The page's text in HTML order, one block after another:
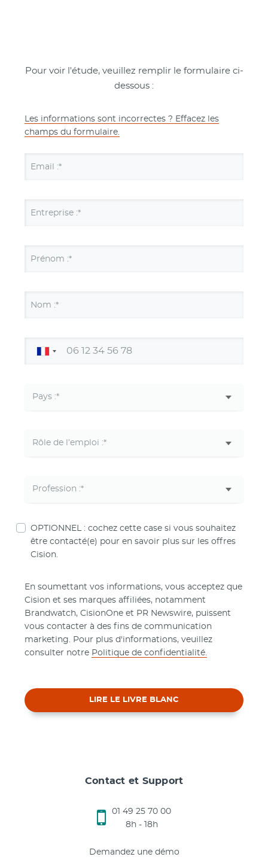
Pour voir l'étude, veuillez remplir le formulaire ci-
dessous :
Les informations sont incorrectes ? Effacez les
champs du formulaire.
Email :*
Entreprise :*
Prénom :*
Nom :*
OPTIONNEL : cochez cette case si vous souhaitez
être contacté(e) pour en savoir plus sur les offres
Cision.
En soumettant vos informations, vous acceptez que
Cision et ses marques affiliées, notamment
Brandwatch, CisionOne et PR Newswire, puissent
vous contacter à des fins de communication
marketing. Pour plus d'informations, veuillez
consulter notre Politique de confidentialité.
LIRE LE LIVRE BLANC
Contact et Support
01 49 25 70 00
8h - 18h
Demandez une démo